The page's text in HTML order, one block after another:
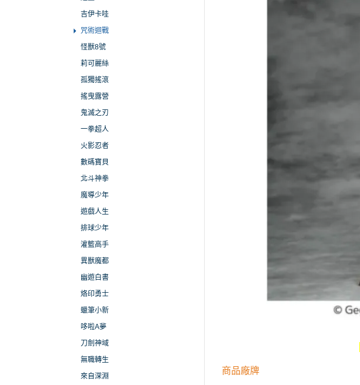
吉伊卡哇
咒術迴戰
怪獸8號
莉可麗絲
孤獨搖滾
搖曳露營
鬼滅之刃
一拳超人
火影忍者
數碼寶貝
北斗神拳
魔導少年
遊戲人生
排球少年
灌籃高手
異獸魔都
幽遊白書
烙印勇士
蠟筆小新
哆啦A夢
刀劍神域
無職轉生
來自深淵
商品廠牌